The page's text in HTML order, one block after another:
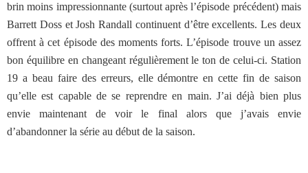
brin moins impressionnante (surtout après l’épisode précédent) mais
Barrett Doss et Josh Randall continuent d’être excellents. Les deux
offrent à cet épisode des moments forts. L’épisode trouve un assez
bon équilibre en changeant régulièrement le ton de celui-ci. Station
19 a beau faire des erreurs, elle démontre en cette fin de saison
qu’elle est capable de se reprendre en main. J’ai déjà bien plus
envie maintenant de voir le final alors que j’avais envie
d’abandonner la série au début de la saison.